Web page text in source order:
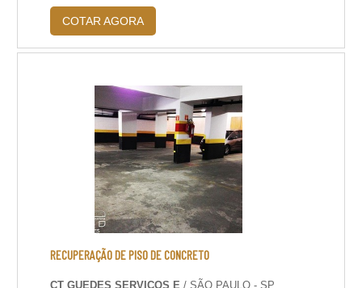
de madeira e bambu, ancoragem, tingimento e
clareamentos. O que é mais indicado para seu
piso?Com o tempo é natural que o verniz
ressequem e fiquem com aspecto de velho ou
então co....
COTAR AGORA
RECUPERAÇÃO DE PISO DE CONCRETO
CT GUEDES SERVICOS E / SÃO PAULO - SP